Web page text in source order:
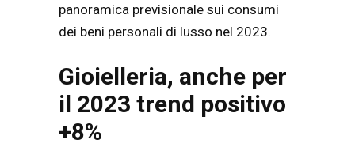
panoramica previsionale sui consumi
dei beni personali di lusso nel 2023.
Gioielleria, anche per
il 2023 trend positivo
+8%